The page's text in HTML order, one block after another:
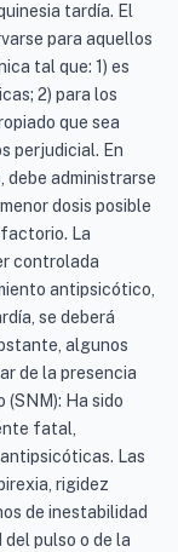
tardía. El
para aquellos
tal que: 1) es
2) para los
que sea
perjudicial. En
administrarse
dosis posible
La
controlada
antipsicótico,
se deberá
algunos
de la presencia
Ha sido
fatal,
Las
rigidez
de inestabilidad
pulso o de la